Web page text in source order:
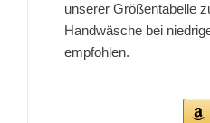
unserer Größentabelle
Handwäsche bei
empfohlen.